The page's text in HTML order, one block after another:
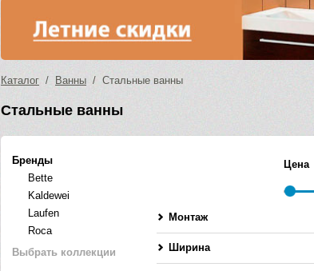
Каталог / Ванны / Стальные ванны
Стальные ванны
Бренды
Bette
Kaldewei
Laufen
Roca
Выбрать коллекции
Цена
Монтаж
Ширина